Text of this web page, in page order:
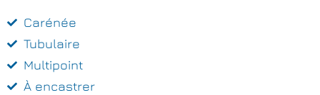
Carénée
Tubulaire
Multipoint
À encastrer